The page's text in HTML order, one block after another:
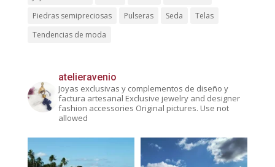
Piedras semipreciosas
Pulseras Seda
Telas
Tendencias de moda
atelieravenio
Joyas exclusivas y complementos de diseño y
factura artesanal Exclusive jewelry and designer
fashion accessories Original pictures. Use not
allowed